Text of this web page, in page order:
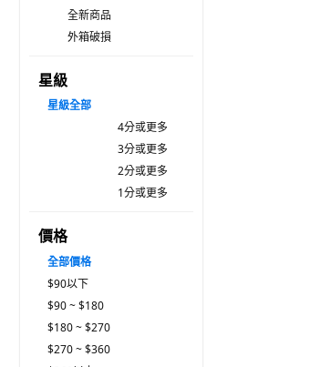
全新商品
外箱破損
星級
星級全部
4分或更多
3分或更多
2分或更多
1分或更多
價格
全部價格
$90以下
$90 ~ $180
$180 ~ $270
$270 ~ $360